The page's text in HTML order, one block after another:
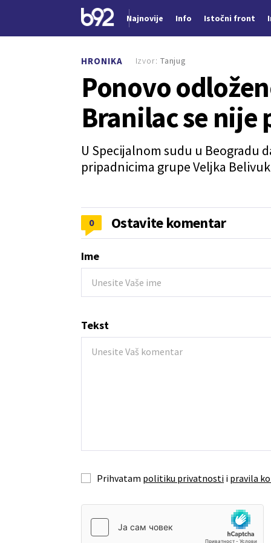
Najnovije Info Istočni front
HRONIKA
Ponovo
Branilac se nije
U Specijalnom sudu u Beogradu
pripadnicima grupe Veljka
Izvor: Tanjug
0 Ostavite komentar
Ime
Tekst
Prihvatam politiku privatnosti i pravila